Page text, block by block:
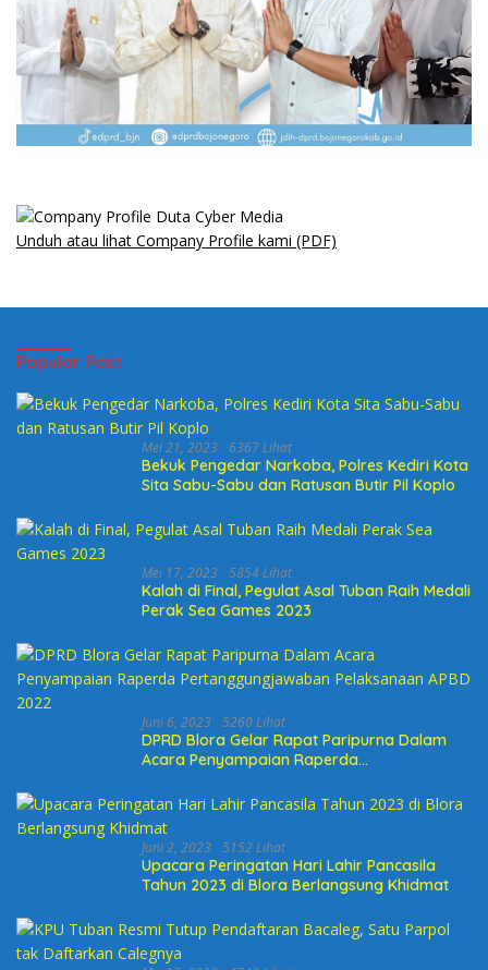
Unduh atau lihat Company Profile kami (PDF)
Popular Post
Mei 21, 2023 6367 Lihat
Bekuk Pengedar Narkoba, Polres Kediri Kota
Sita Sabu-Sabu dan Ratusan Butir Pil Koplo
Mei 17, 2023 5854 Lihat
Kalah di Final, Pegulat Asal Tuban Raih Medali
Perak Sea Games 2023
Juni 6, 2023 5260 Lihat
DPRD Blora Gelar Rapat Paripurna Dalam
Acara Penyampaian Raperda
2022
Juni 2, 2023 5152 Lihat
Upacara Peringatan Hari Lahir Pancasila
Tahun 2023 di Blora Berlangsung Khidmat